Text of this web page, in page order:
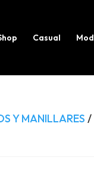
Casual
Y MANILLARES /